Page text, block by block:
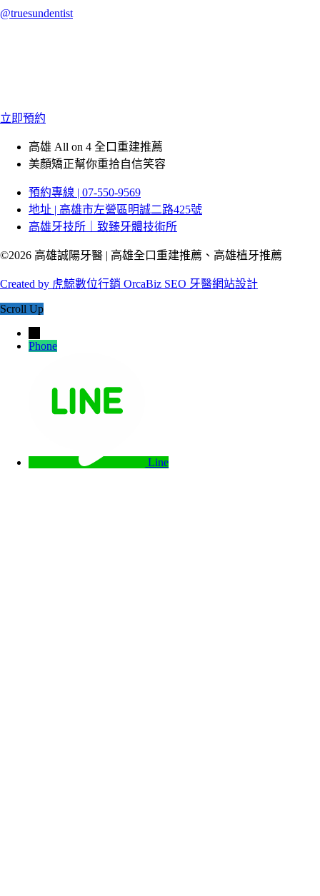
@truesundentist
立即預約
高雄 All on 4 全口重建推薦
美顏矯正幫你重拾自信笑容
預約專線 | 07-550-9569
地址 | 高雄市左營區明誠二路425號
高雄牙技所｜致臻牙體技術所
©2026 高雄誠陽牙醫 | 高雄全口重建推薦、高雄植牙推薦
Created by 虎鯨數位行銷 OrcaBiz SEO 牙醫網站設計
Scroll Up
Phone
Line